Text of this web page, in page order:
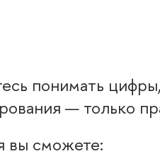
понимать
— только
вы сможете: